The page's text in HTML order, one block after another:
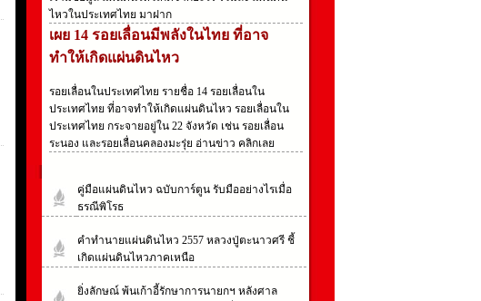
ไหวในประเทศไทย มาฝาก
เผย 14 รอยเลื่อนมีพลังในไทย ที่อาจ
ทำให้เกิดแผ่นดินไหว
รอยเลื่อนในประเทศไทย รายชื่อ 14 รอยเลื่อนใน
ประเทศไทย ที่อาจทำให้เกิดแผ่นดินไหว รอยเลื่อนใน
ประเทศไทย กระจายอยู่ใน 22 จังหวัด เช่น รอยเลื่อน
ระนอง และรอยเลื่อนคลองมะรุ่ย อ่านข่าว คลิกเลย
คู่มือแผ่นดินไหว ฉบับการ์ตูน รับมืออย่างไรเมื่อ
ธรณีพิโรธ
คําทํานายแผ่นดินไหว 2557 หลวงปู่ตะนาวศรี ชี้
เกิดแผ่นดินไหวภาคเหนือ
ยิ่งลักษณ์ พ้นเก้าอี้รักษาการนายกฯ หลังศาล